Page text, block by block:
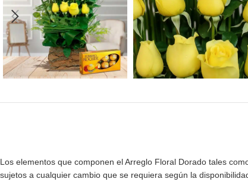
Los elementos que componen el Arreglo Floral Dorado tales
sujetos a cualquier cambio que se requiera según la